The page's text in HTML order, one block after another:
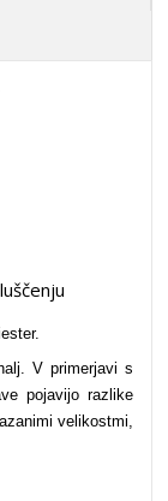
V primerjavi s
pojavijo razlike
velikostmi,